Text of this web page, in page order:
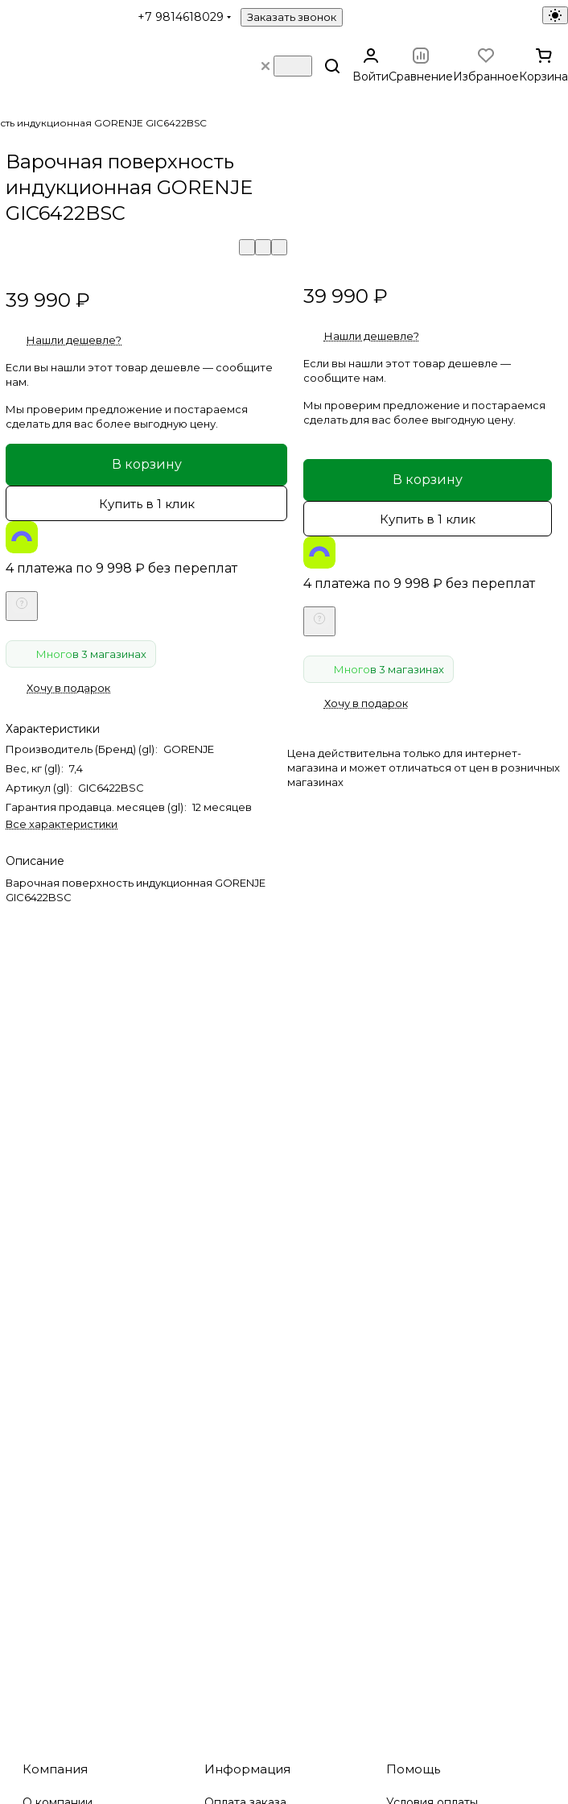
+7 9814618029 Заказать звонок
ВойтиСравнениеИзбранноеКорзина
индукционная GORENJE GIC6422BSC
Варочная поверхность
индукционная GORENJE
GIC6422BSC
39 990 ₽
Нашли дешевле?
Если вы нашли этот товар дешевле — сообщите
нам.
Мы проверим предложение и постараемся
сделать для вас более выгодную цену.
В корзину
Купить в 1 клик
4 платежа по9 998₽без переплат
Многов 3 магазинах
Хочу в подарок
Характеристики
Производитель (Бренд) (gl): GORENJE
Вес, кг (gl): 7,4
Артикул (gl): GIC6422BSC
Гарантия продавца. месяцев (gl): 12 месяцев
Все характеристики
Описание
Варочная поверхность индукционная GORENJE
GIC6422BSC
39 990 ₽
Нашли дешевле?
Если вы нашли этот товар дешевле —
сообщите нам.
Мы проверим предложение и постараемся
сделать для вас более выгодную цену.
В корзину
Купить в 1 клик
4 платежа по 9 998 ₽ без переплат
Многов 3 магазинах
Хочу в подарок
Цена действительна только для интернет-
магазина и может отличаться от цен в розничных
магазинах
Компания Информация Помощь